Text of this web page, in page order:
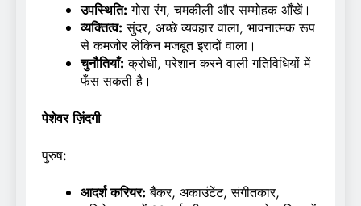
उपस्थिति: गोरा रंग, चमकीली और सम्मोहक आँखें।
व्यक्तित्व: सुंदर, अच्छे व्यवहार वाला, भावनात्मक रूप
से कमजोर लेकिन मजबूत इरादों वाला।
चुनौतियाँ: क्रोधी, परेशान करने वाली गतिविधियों में
फँस सकती है।
पेशेवर ज़िंदगी
पुरुष:
आदर्श करियर: बैंकर, अकाउंटेंट, संगीतकार,